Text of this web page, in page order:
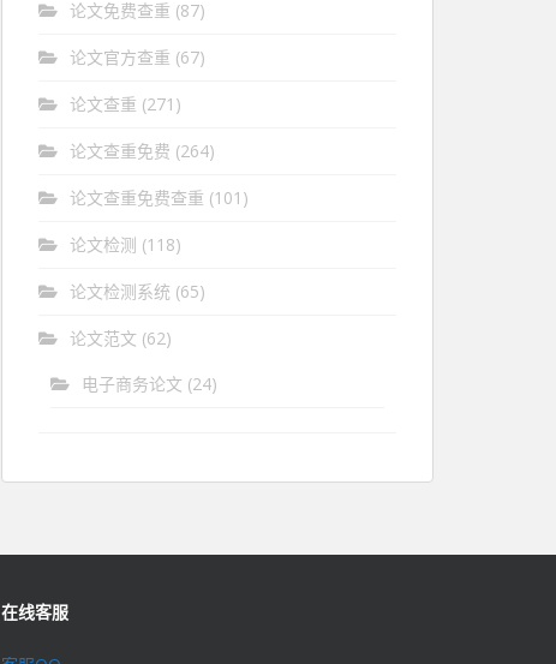
论文免费查重 (87)
论文官方查重 (67)
论文查重 (271)
论文查重免费 (264)
论文查重免费查重 (101)
论文检测 (118)
论文检测系统 (65)
论文范文 (62)
电子商务论文 (24)
在线客服